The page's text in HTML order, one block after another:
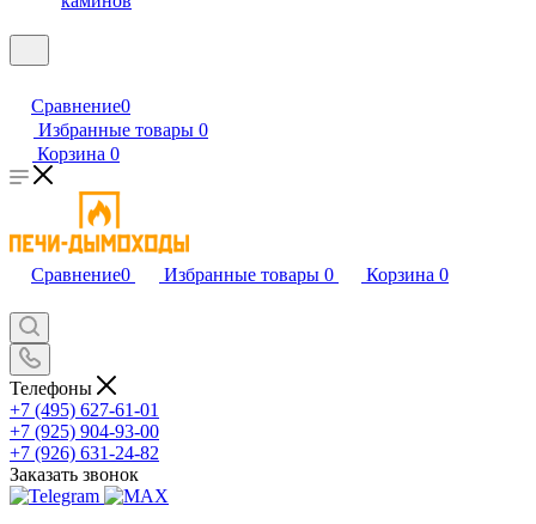
Сравнение0
Избранные товары 0
Корзина 0
Сравнение0 Избранные товары 0 Корзина 0
Телефоны
+7 (495) 627-61-01
+7 (925) 904-93-00
+7 (926) 631-24-82
Заказать звонок